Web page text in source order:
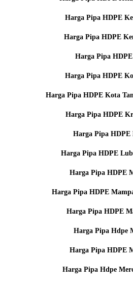
Harga Pipa HDPE
Harga Pipa HDPE
Harga Pipa
Harga Pipa HDPE
Harga Pipa HDPE Kota
Harga Pipa HDPE
Harga Pipa HDPE
Harga Pipa HDPE
Harga Pipa HDPE
Harga Pipa HDPE
Harga Pipa HDPE
Harga Pipa Hdpe
Harga Pipa HDPE
Harga Pipa Hdpe